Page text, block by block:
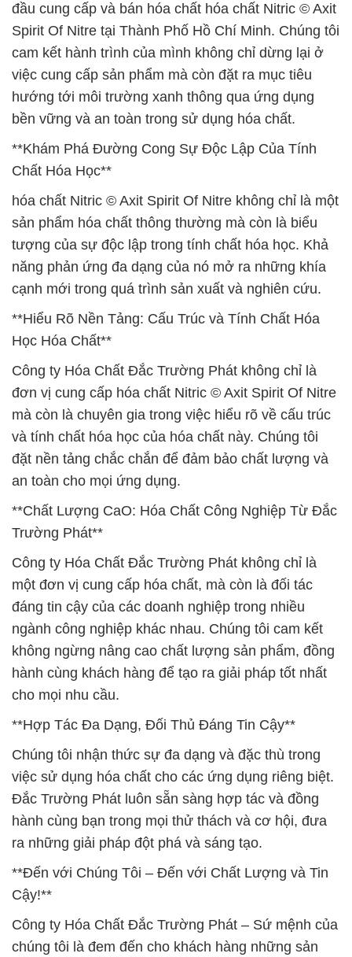
đầu cung cấp và bán hóa chất hóa chất Nitric © Axit
Spirit Of Nitre tại Thành Phố Hồ Chí Minh. Chúng tôi
cam kết hành trình của mình không chỉ dừng lại ở
việc cung cấp sản phẩm mà còn đặt ra mục tiêu
hướng tới môi trường xanh thông qua ứng dụng
bền vững và an toàn trong sử dụng hóa chất.
**Khám Phá Đường Cong Sự Độc Lập Của Tính
Chất Hóa Học**
hóa chất Nitric © Axit Spirit Of Nitre không chỉ là một
sản phẩm hóa chất thông thường mà còn là biểu
tượng của sự độc lập trong tính chất hóa học. Khả
năng phản ứng đa dạng của nó mở ra những khía
cạnh mới trong quá trình sản xuất và nghiên cứu.
**Hiểu Rõ Nền Tảng: Cấu Trúc và Tính Chất Hóa
Học Hóa Chất**
Công ty Hóa Chất Đắc Trường Phát không chỉ là
đơn vị cung cấp hóa chất Nitric © Axit Spirit Of Nitre
mà còn là chuyên gia trong việc hiểu rõ về cấu trúc
và tính chất hóa học của hóa chất này. Chúng tôi
đặt nền tảng chắc chắn để đảm bảo chất lượng và
an toàn cho mọi ứng dụng.
**Chất Lượng CaO: Hóa Chất Công Nghiệp Từ Đắc
Trường Phát**
Công ty Hóa Chất Đắc Trường Phát không chỉ là
một đơn vị cung cấp hóa chất, mà còn là đối tác
đáng tin cậy của các doanh nghiệp trong nhiều
ngành công nghiệp khác nhau. Chúng tôi cam kết
không ngừng nâng cao chất lượng sản phẩm, đồng
hành cùng khách hàng để tạo ra giải pháp tốt nhất
cho mọi nhu cầu.
**Hợp Tác Đa Dạng, Đối Thủ Đáng Tin Cậy**
Chúng tôi nhận thức sự đa dạng và đặc thù trong
việc sử dụng hóa chất cho các ứng dụng riêng biệt.
Đắc Trường Phát luôn sẵn sàng hợp tác và đồng
hành cùng bạn trong mọi thử thách và cơ hội, đưa
ra những giải pháp đột phá và sáng tạo.
**Đến với Chúng Tôi – Đến với Chất Lượng và Tin
Cậy!**
Công ty Hóa Chất Đắc Trường Phát – Sứ mệnh của
chúng tôi là đem đến cho khách hàng những sản